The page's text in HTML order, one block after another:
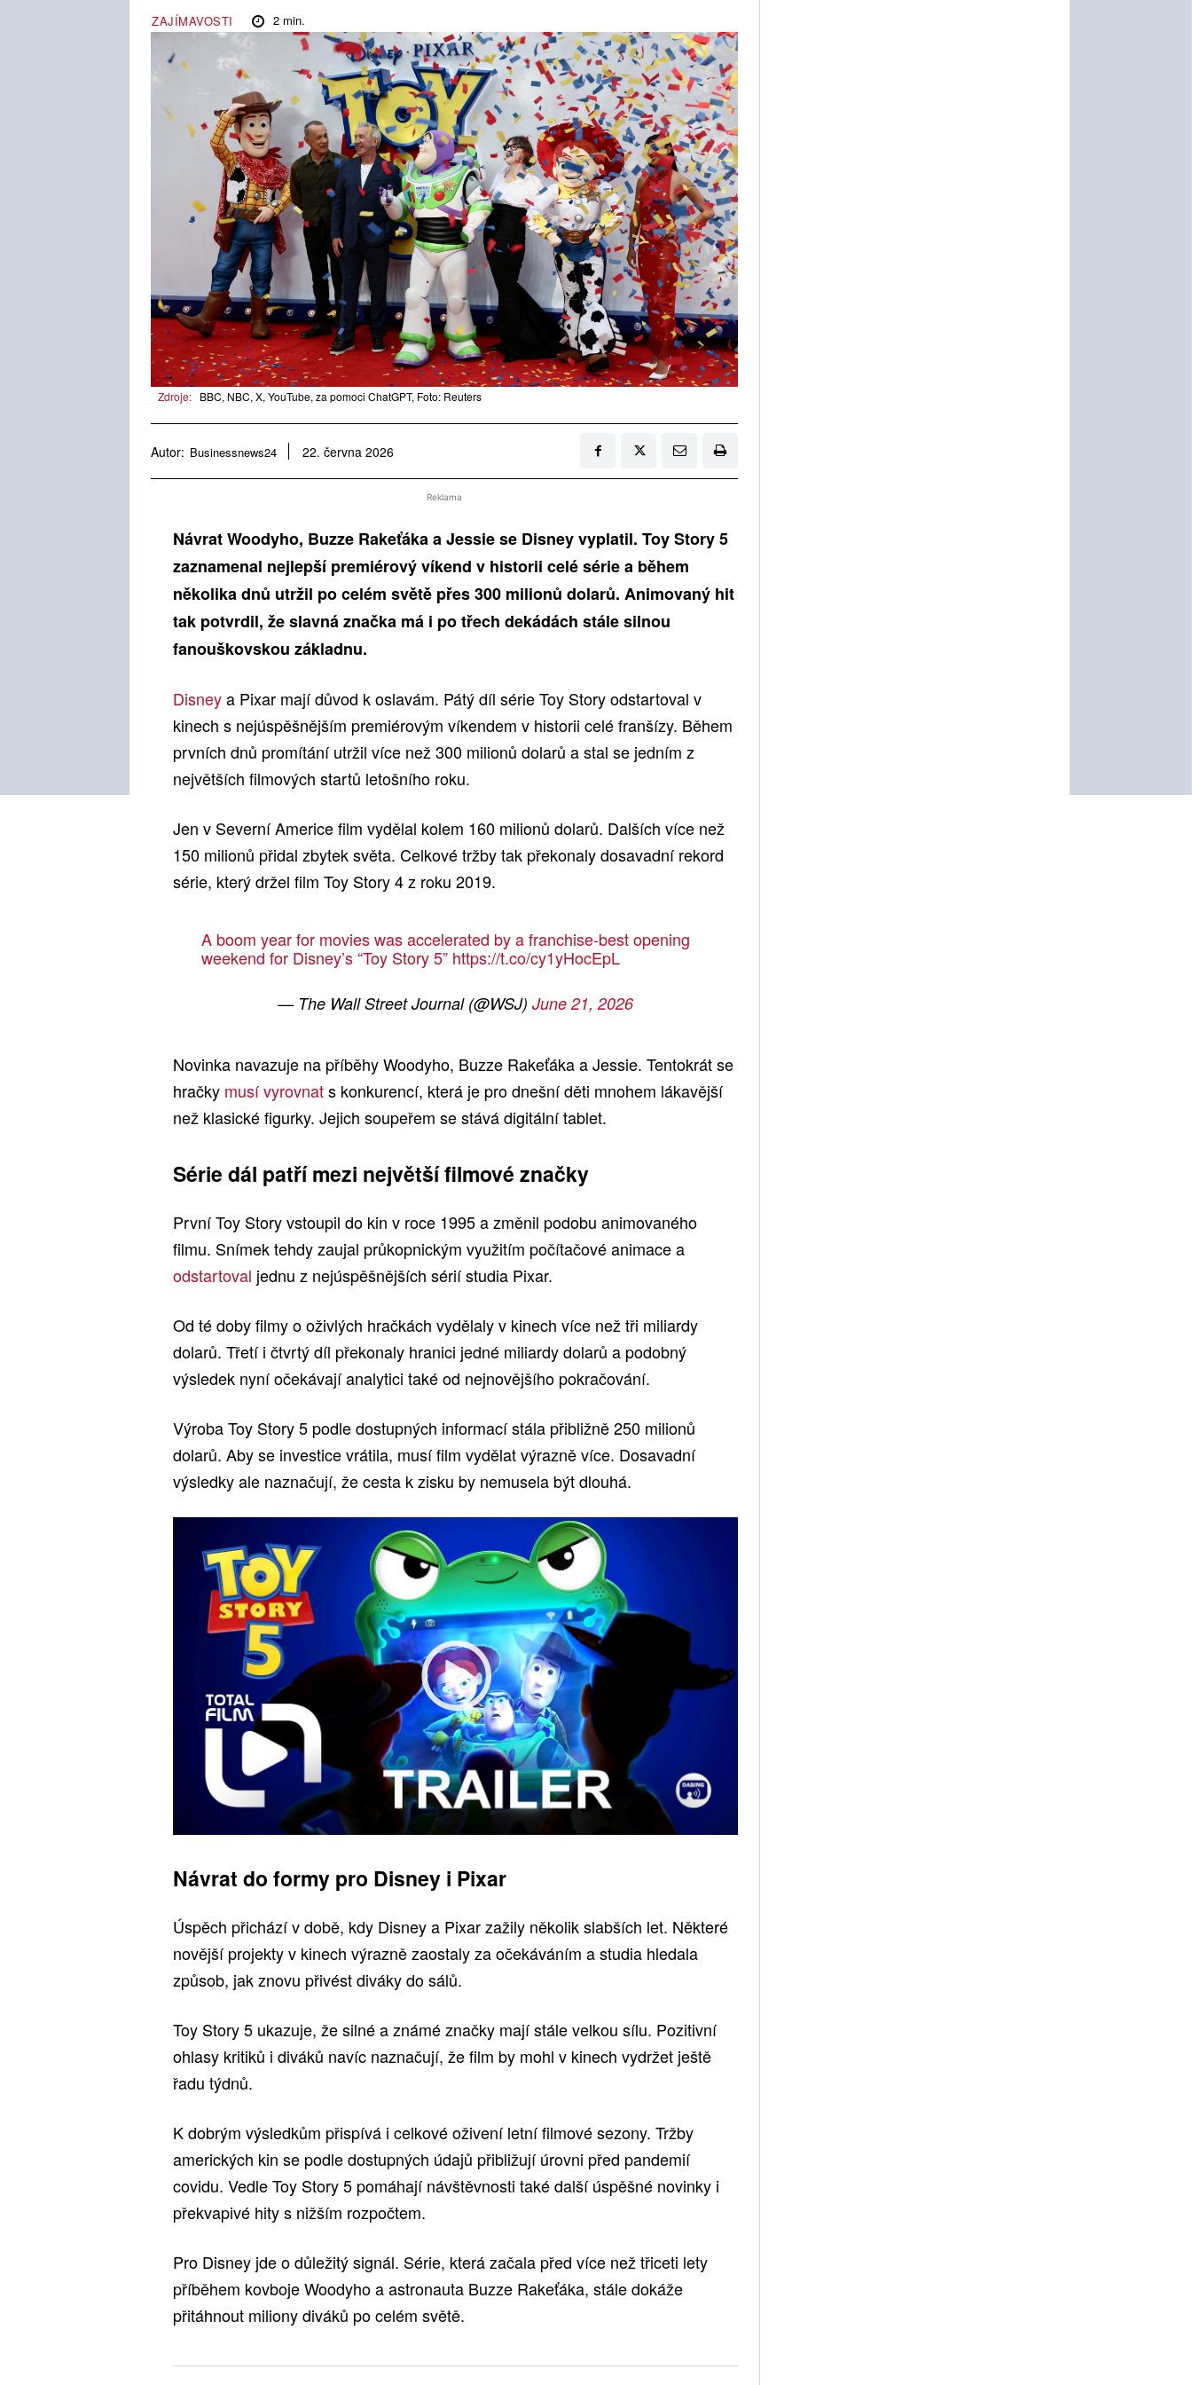
ZAJÍMAVOSTI 2min.
Zdroje: BBC, NBC, X, YouTube, za pomoci ChatGPT, Foto: Reuters
Autor: Businessnews24 22. června 2026
Reklama
Návrat Woodyho, Buzze Rakeťáka a Jessie se Disney vyplatil. Toy Story 5
zaznamenal nejlepší premiérový víkend v historii celé série a během
několika dnů utržil po celém světě přes 300 milionů dolarů. Animovaný hit
tak potvrdil, že slavná značka má i po třech dekádách stále silnou
fanouškovskou základnu.
Disneya Pixar mají důvod k oslavám. Pátý díl série Toy Story odstartoval v
kinech s nejúspěšnějším premiérovým víkendem v historii celé franšízy. Během
prvních dnů promítání utržil více než 300 milionů dolarů a stal se jedním z
největších filmových startů letošního roku.
Jen v Severní Americe film vydělal kolem 160 milionů dolarů. Dalších více než
150 milionů přidal zbytek světa. Celkové tržby tak překonaly dosavadní rekord
série, který držel film Toy Story 4 z roku 2019.
A boom year for movies was accelerated by a franchise-best opening
weekend for Disney’s “Toy Story 5” https://t.co/cy1yHocEpL
— The Wall Street Journal (@WSJ)June 21, 2026
Novinka navazuje na příběhy Woodyho, Buzze Rakeťáka a Jessie. Tentokrát se
hračky musí vyrovnats konkurencí, která je pro dnešní děti mnohem lákavější
než klasické figurky. Jejich soupeřem se stává digitální tablet.
Série dál patří mezi největší filmové značky
První Toy Story vstoupil do kin v roce 1995 a změnil podobu animovaného
filmu. Snímek tehdy zaujal průkopnickým využitím počítačové animace a
odstartoval jednu z nejúspěšnějších sérií studia Pixar.
Od té doby filmy o oživlých hračkách vydělaly v kinech více než tři miliardy
dolarů. Třetí i čtvrtý díl překonaly hranici jedné miliardy dolarů a podobný
výsledek nyní očekávají analytici také od nejnovějšího pokračování.
Výroba Toy Story 5 podle dostupných informací stála přibližně 250 milionů
dolarů. Aby se investice vrátila, musí film vydělat výrazně více. Dosavadní
výsledky ale naznačují, že cesta k zisku by nemusela být dlouhá.
Návrat do formy pro Disney i Pixar
Úspěch přichází v době, kdy Disney a Pixar zažily několik slabších let. Některé
novější projekty v kinech výrazně zaostaly za očekáváním a studia hledala
způsob, jak znovu přivést diváky do sálů.
Toy Story 5 ukazuje, že silné a známé značky mají stále velkou sílu. Pozitivní
ohlasy kritiků i diváků navíc naznačují, že film by mohl v kinech vydržet ještě
řadu týdnů.
K dobrým výsledkům přispívá i celkové oživení letní filmové sezony. Tržby
amerických kin se podle dostupných údajů přibližují úrovni před pandemií
covidu. Vedle Toy Story 5 pomáhají návštěvnosti také další úspěšné novinky i
překvapivé hity s nižším rozpočtem.
Pro Disney jde o důležitý signál. Série, která začala před více než třiceti lety
příběhem kovboje Woodyho a astronauta Buzze Rakeťáka, stále dokáže
přitáhnout miliony diváků po celém světě.